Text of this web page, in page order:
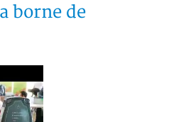
borne de